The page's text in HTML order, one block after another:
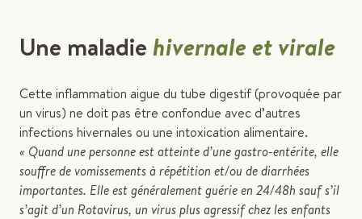
Une maladiehivernale et virale
Cette inflammation aigue du tube digestif (provoquée par
un virus) ne doit pas être confondue avec d’autres
infections hivernales ou une intoxication alimentaire.
« Quand une personne est atteinte d’une gastro-entérite, elle
souffre de vomissements à répétition et/ou de diarrhées
importantes. Elle est généralement guérie en 24/48h sauf s’il
s’agit d’un Rotavirus, un virus plus agressif chez les enfants